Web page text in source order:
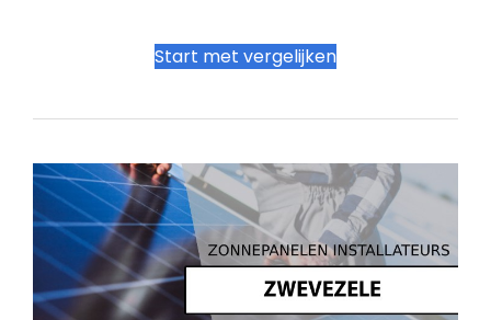
Start met vergelijken